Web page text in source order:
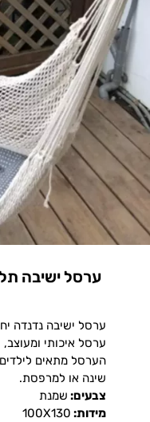
ערסל ישיבה נדנדה
ערסל איכותי ומעוצב,
הערסל מתאים לילדים
שינה או למרפסת.
צבעים: שמנת
מידות: 100X130